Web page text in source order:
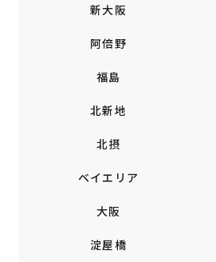
新大阪
阿倍野
福島
北新地
北摂
ベイエリア
大阪
淀屋橋